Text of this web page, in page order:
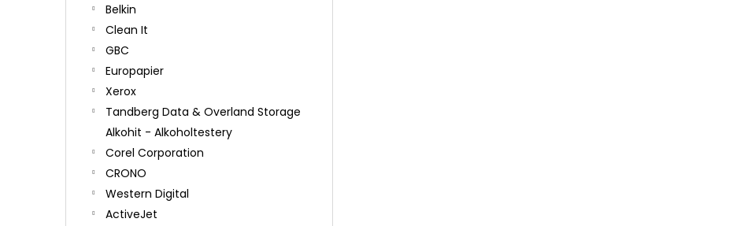
Belkin
Clean It
GBC
Europapier
Xerox
Tandberg Data & Overland Storage
Alkohit - Alkoholtestery
Corel Corporation
CRONO
Western Digital
ActiveJet